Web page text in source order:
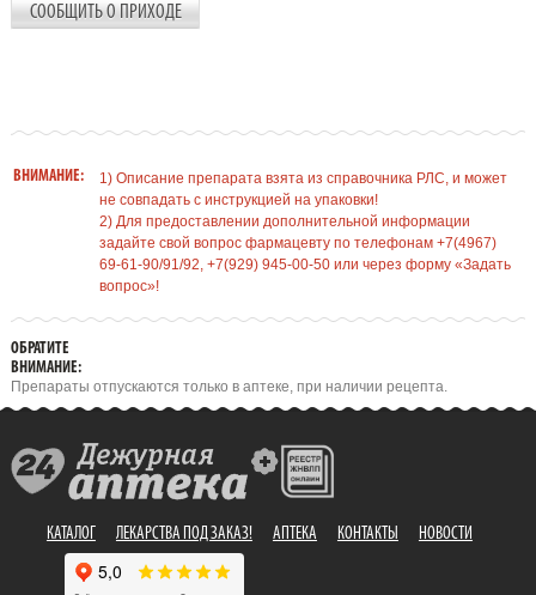
СООБЩИТЬ О ПРИХОДЕ
ВНИМАНИЕ:
1) Описание препарата взята из справочника РЛС, и может
не совпадать с инструкцией на упаковки!
2) Для предоставлении дополнительной информации
задайте свой вопрос фармацевту по телефонам +7(4967)
69-61-90/91/92, +7(929) 945-00-50 или через форму «Задать
вопрос»!
ОБРАТИТЕ
ВНИМАНИЕ:
Препараты отпускаются только в аптеке, при наличии рецепта.
КАТАЛОГ ЛЕКАРСТВА ПОД ЗАКАЗ! АПТЕКА КОНТАКТЫ НОВОСТИ